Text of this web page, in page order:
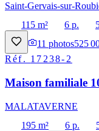
Saint-Gervais-sur-
115 m²
6 p.
11 photos525
Réf. 17238-2
Maison familiale
MALATAVERNE
195 m²
6 p.